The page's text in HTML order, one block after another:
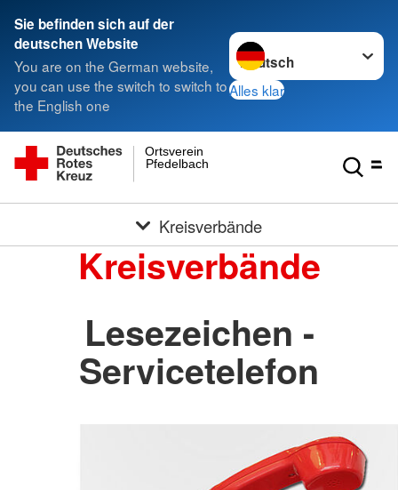
Sie befinden sich auf der
deutschen Website
You are on the German website,
you can use the switch to switch to
the English one
Sprache wechseln zu
Alles klar
Pfedelbach
Ortsverein
Kreisverbände
Kreisverbände
Lesezeichen -
Servicetelefon